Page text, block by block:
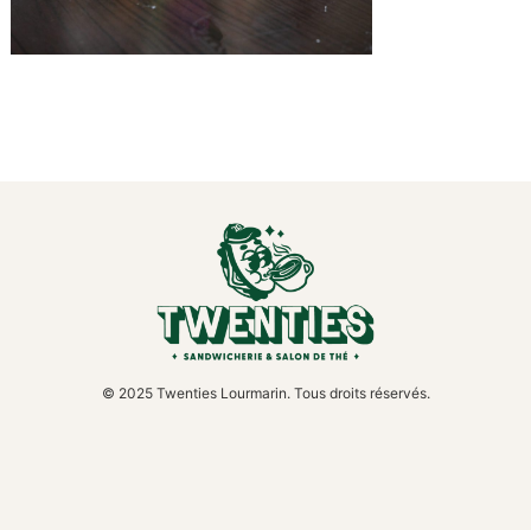
© 2025 Twenties Lourmarin. Tous droits réservés.